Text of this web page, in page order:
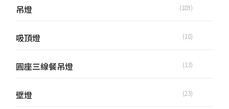
吊燈 (189)
吸頂燈 (10)
圓座三線餐吊燈 (13)
壁燈 (23)